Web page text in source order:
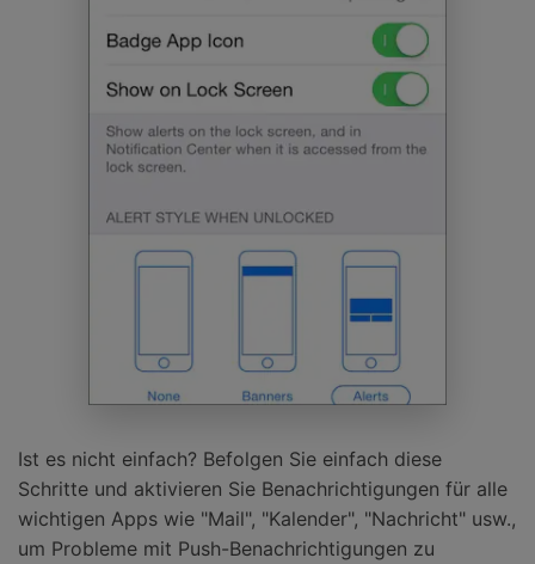
Ist es nicht einfach? Befolgen Sie einfach diese
Schritte und aktivieren Sie Benachrichtigungen für alle
wichtigen Apps wie "Mail", "Kalender", "Nachricht" usw.,
um Probleme mit Push-Benachrichtigungen zu